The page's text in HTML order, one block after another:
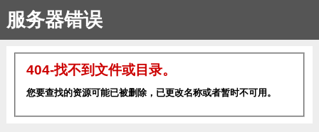
服务器错误
404-找不到文件或目录。
您要查找的资源可能已被删除，已更改名称或者暂时不可用。